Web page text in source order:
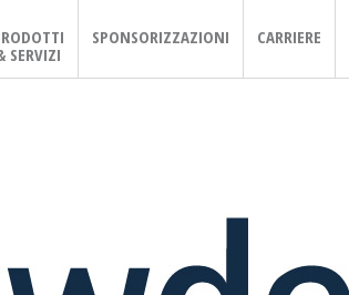
SERVIZI
SPONSORIZZAZIONI CARRIERE